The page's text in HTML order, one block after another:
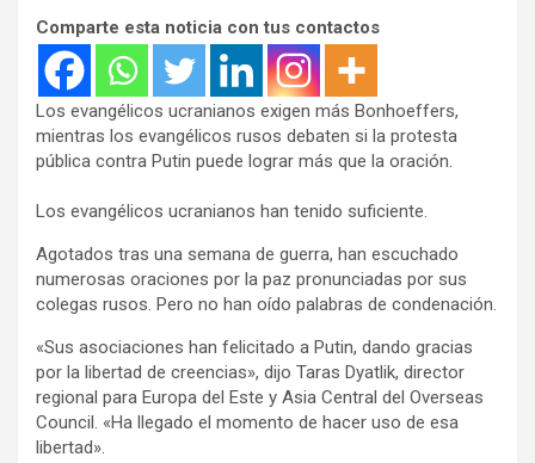
Comparte esta noticia con tus contactos
Los evangélicos ucranianos exigen más Bonhoeffers,
mientras los evangélicos rusos debaten si la protesta
pública contra Putin puede lograr más que la oración.
Los evangélicos ucranianos han tenido suficiente.
Agotados tras una semana de guerra, han escuchado
numerosas oraciones por la paz pronunciadas por sus
colegas rusos. Pero no han oído palabras de condenación.
«Sus asociaciones han felicitado a Putin, dando gracias
por la libertad de creencias», dijo Taras Dyatlik, director
regional para Europa del Este y Asia Central del Overseas
Council. «Ha llegado el momento de hacer uso de esa
libertad».